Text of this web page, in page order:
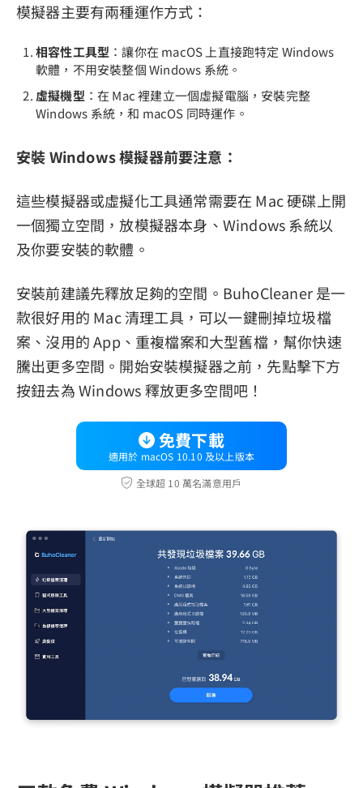
模擬器主要有兩種運作方式：
相容性工具型 ：讓你在 macOS 上直接跑特定 Windows
軟體，不用安裝整個 Windows 系統。
虛擬機型：在 Mac 裡建立一個虛擬電腦，安裝完整
Windows 系統，和 macOS 同時運作。
安裝 Windows 模擬器前要注意：
這些模擬器或虛擬化工具通常需要在 Mac 硬碟上開
一個獨立空間，放模擬器本身、Windows 系統以
及你要安裝的軟體。
安裝前建議先釋放足夠的空間。BuhoCleaner 是一
款很好用的 Mac 清理工具，可以一鍵刪掉垃圾檔
案、沒用的 App、重複檔案和大型舊檔，幫你快速
騰出更多空間。開始安裝模擬器之前，先點擊下方
按鈕去為 Windows 釋放更多空間吧！
免費下載
適用於 macOS 10.10 及以上版本
全球超 10 萬名滿意用戶